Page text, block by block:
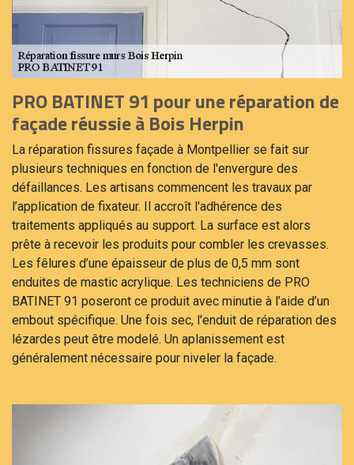
PRO BATINET 91 pour une réparation de
façade réussie à Bois Herpin
La réparation fissures façade à Montpellier se fait sur
plusieurs techniques en fonction de l'envergure des
défaillances. Les artisans commencent les travaux par
l’application de fixateur. Il accroît l'adhérence des
traitements appliqués au support. La surface est alors
prête à recevoir les produits pour combler les crevasses.
Les fêlures d’une épaisseur de plus de 0,5 mm sont
enduites de mastic acrylique. Les techniciens de PRO
BATINET 91 poseront ce produit avec minutie à l’aide d’un
embout spécifique. Une fois sec, l'enduit de réparation des
lézardes peut être modelé. Un aplanissement est
généralement nécessaire pour niveler la façade.